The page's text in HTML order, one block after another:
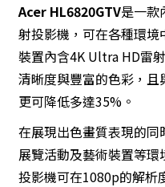
Acer HL6820GTV是一款
射投影機，可在各種環境
裝置內含4K Ultra HD雷
清晰度與豐富的色彩，
更可降低多達35%。
在展現出色畫質表現的同
展覽活動及藝術裝置等
投影機可在1080p的解析